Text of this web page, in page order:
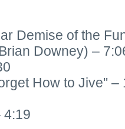
Demise of the
Downey) –
How to Jive" –
4:19